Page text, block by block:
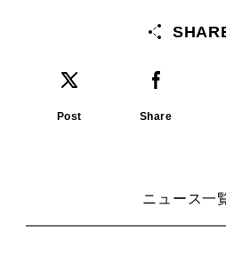
Post Share
ニュース一